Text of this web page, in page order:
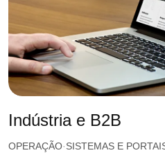
Indústria e B2B
OPERAÇÃO SISTEMAS E